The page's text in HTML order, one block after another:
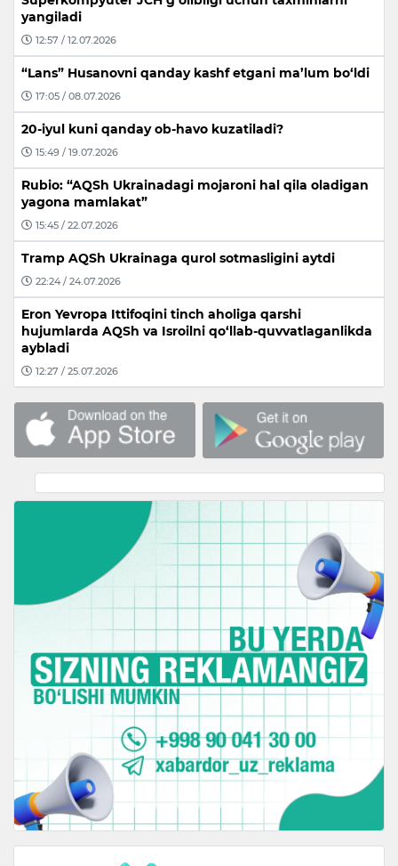
yangiladi
12:57 / 12.07.2026
“Lans” Husanovni qanday kashf etgani ma’lum bo‘ldi
17:05 / 08.07.2026
20-iyul kuni qanday ob-havo kuzatiladi?
15:49 / 19.07.2026
Rubio: “AQSh Ukrainadagi mojaroni hal qila oladigan
yagona mamlakat”
15:45 / 22.07.2026
Tramp AQSh Ukrainaga qurol sotmasligini aytdi
22:24 / 24.07.2026
Eron Yevropa Ittifoqini tinch aholiga qarshi
hujumlarda AQSh va Isroilni qo‘llab-quvvatlaganlikda
aybladi
12:27 / 25.07.2026